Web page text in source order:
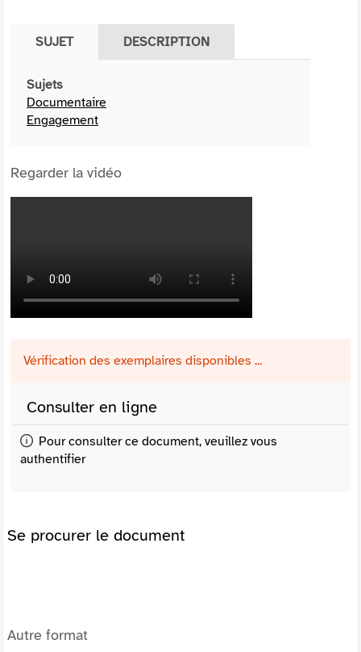
SUJET DESCRIPTION
Sujets
Documentaire
Engagement
Regarder la vidéo
Vérification des exemplaires disponibles ...
Consulter en ligne
Pour consulter ce document, veuillez vous
authentifier
Se procurer le document
Autre format